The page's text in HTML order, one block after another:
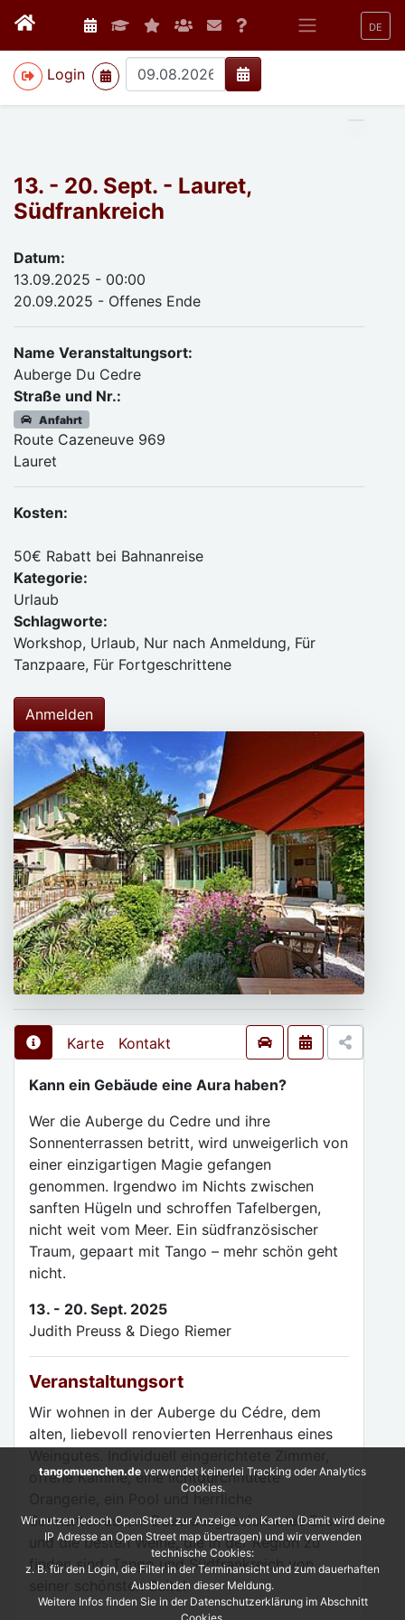
DE
Login
>
13. - 20. Sept. - Lauret,
Südfrankreich
Datum:
13.09.2025 - 00:00
20.09.2025 - Offenes Ende
Name Veranstaltungsort:
Auberge Du Cedre
Straße und Nr.:
Anfahrt
Route Cazeneuve 969
Lauret
Kosten:
50€ Rabatt bei Bahnanreise
Kategorie:
Urlaub
Schlagworte:
Workshop, Urlaub, Nur nach Anmeldung, Für
Tanzpaare, Für Fortgeschrittene
Anmelden
Karte Kontakt
Kann ein Gebäude eine Aura haben?
Wer die Auberge du Cedre und ihre
Sonnenterrassen betritt, wird unweigerlich von
einer einzigartigen Magie gefangen
genommen. Irgendwo im Nichts zwischen
sanften Hügeln und schroffen Tafelbergen,
nicht weit vom Meer. Ein südfranzösischer
Traum, gepaart mit Tango – mehr schön geht
nicht.
13. - 20. Sept. 2025
Judith Preuss & Diego Riemer
Veranstaltungsort
Wir wohnen in der Auberge du Cédre, dem
alten, liebevoll renovierten Herrenhaus eines
offene Kamine, eine lichtdurchflutete
Sonnenterrassen. Dazu ausgezeichnetes Essen
und die besten Weine, die in der Region zu
finden sind. Tango und Südfrankreich von
seiner schönsten Seite!
tangomuenchen.de verwendet keinerlei Tracking oder Analytics
Cookies.
Wir nutzen jedoch OpenStreet zur Anzeige von Karten (Damit wird deine
IP Adresse an Open Street map übertragen) und wir verwenden
technische Cookies:
z. B. für den Login, die Filter in der Terminansicht und zum dauerhaften
Ausblenden dieser Meldung.
Weitere Infos finden Sie in der Datenschutzerklärung im Abschnitt